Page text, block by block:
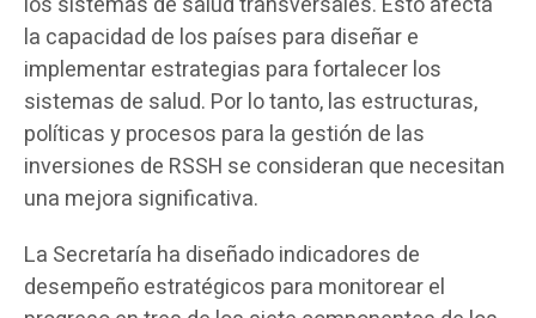
la capacidad de los países para diseñar e
implementar estrategias para fortalecer los
sistemas de salud. Por lo tanto, las estructuras,
políticas y procesos para la gestión de las
inversiones de RSSH se consideran que necesitan
una mejora significativa.
La Secretaría ha diseñado indicadores de
desempeño estratégicos para monitorear el